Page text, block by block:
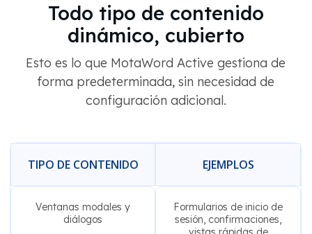
Todo tipo de contenido
dinámico, cubierto
Esto es lo que MotaWord Active gestiona de
forma predeterminada, sin necesidad de
configuración adicional.
TIPO DE CONTENIDO EJEMPLOS
Ventanas modales y
diálogos
Formularios de inicio de
sesión, confirmaciones,